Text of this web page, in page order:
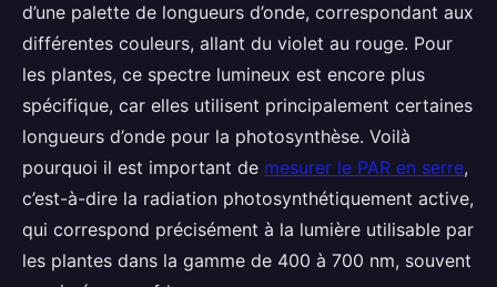
d’une palette de longueurs d’onde, correspondant aux
différentes couleurs, allant du violet au rouge. Pour
les plantes, ce spectre lumineux est encore plus
spécifique, car elles utilisent principalement certaines
longueurs d’onde pour la photosynthèse. Voilà
pourquoi il est important de mesurer le PAR en serre,
c’est-à-dire la radiation photosynthétiquement active,
qui correspond précisément à la lumière utilisable par
les plantes dans la gamme de 400 à 700 nm, souvent